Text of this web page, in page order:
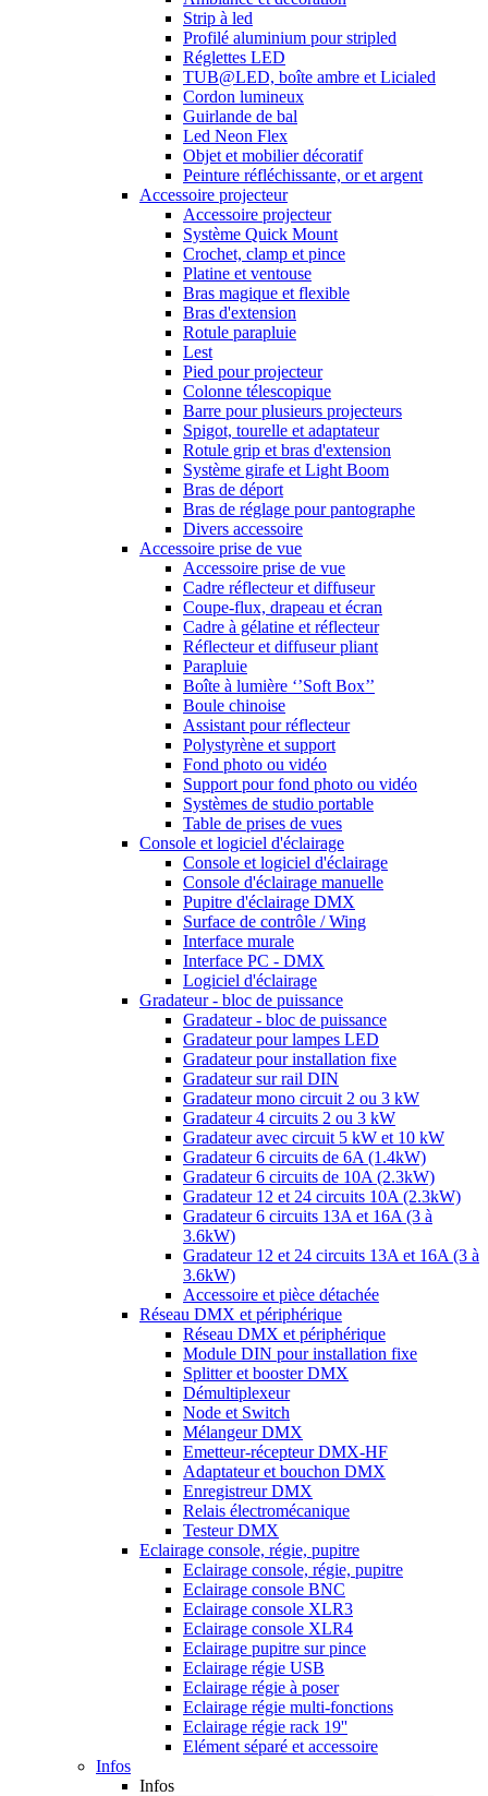
Strip à led
Profilé aluminium pour stripled
Réglettes LED
TUB@LED, boîte ambre et Licialed
Cordon lumineux
Guirlande de bal
Led Neon Flex
Objet et mobilier décoratif
Peinture réfléchissante, or et argent
Accessoire projecteur
Accessoire projecteur
Système Quick Mount
Crochet, clamp et pince
Platine et ventouse
Bras magique et flexible
Bras d'extension
Rotule parapluie
Lest
Pied pour projecteur
Colonne télescopique
Barre pour plusieurs projecteurs
Spigot, tourelle et adaptateur
Rotule grip et bras d'extension
Système girafe et Light Boom
Bras de déport
Bras de réglage pour pantographe
Divers accessoire
Accessoire prise de vue
Accessoire prise de vue
Cadre réflecteur et diffuseur
Coupe-flux, drapeau et écran
Cadre à gélatine et réflecteur
Réflecteur et diffuseur pliant
Parapluie
Boîte à lumière ‘’Soft Box’’
Boule chinoise
Assistant pour réflecteur
Polystyrène et support
Fond photo ou vidéo
Support pour fond photo ou vidéo
Systèmes de studio portable
Table de prises de vues
Console et logiciel d'éclairage
Console et logiciel d'éclairage
Console d'éclairage manuelle
Pupitre d'éclairage DMX
Surface de contrôle / Wing
Interface murale
Interface PC - DMX
Logiciel d'éclairage
Gradateur - bloc de puissance
Gradateur - bloc de puissance
Gradateur pour lampes LED
Gradateur pour installation fixe
Gradateur sur rail DIN
Gradateur mono circuit 2 ou 3 kW
Gradateur 4 circuits 2 ou 3 kW
Gradateur avec circuit 5 kW et 10 kW
Gradateur 6 circuits de 6A (1.4kW)
Gradateur 6 circuits de 10A (2.3kW)
Gradateur 12 et 24 circuits 10A (2.3kW)
Gradateur 6 circuits 13A et 16A (3 à
3.6kW)
Gradateur 12 et 24 circuits 13A et 16A (3 à
3.6kW)
Accessoire et pièce détachée
Réseau DMX et périphérique
Réseau DMX et périphérique
Module DIN pour installation fixe
Splitter et booster DMX
Démultiplexeur
Node et Switch
Mélangeur DMX
Emetteur-récepteur DMX-HF
Adaptateur et bouchon DMX
Enregistreur DMX
Relais électromécanique
Testeur DMX
Eclairage console, régie, pupitre
Eclairage console, régie, pupitre
Eclairage console BNC
Eclairage console XLR3
Eclairage console XLR4
Eclairage pupitre sur pince
Eclairage régie USB
Eclairage régie à poser
Eclairage régie multi-fonctions
Eclairage régie rack 19''
Elément séparé et accessoire
Infos
Infos